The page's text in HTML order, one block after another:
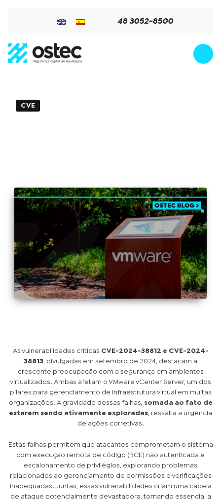
48 3052-8500
CVE
As vulnerabilidades críticas CVE-2024-38812 e CVE-2024-
38813 , divulgadas em setembro de 2024, destacam a
crescente preocupação com a segurança em ambientes
virtualizados. Ambas afetam o VMware vCenter Server, um dos
pilares para gerenciamento de infraestrutura virtual em muitas
organizações. A gravidade dessas falhas, somada ao fato de
estarem sendo ativamente exploradas , ressalta a urgência
de ações corretivas.
Estas falhas permitem que atacantes comprometam o sistema
com execução remota de código (RCE) não autenticada e
escalonamento de privilégios, explorando problemas
relacionados ao gerenciamento de permissões e verificações
inadequadas. Juntas, essas vulnerabilidades criam uma cadeia
de ataque potencialmente devastadora, tornando essencial a